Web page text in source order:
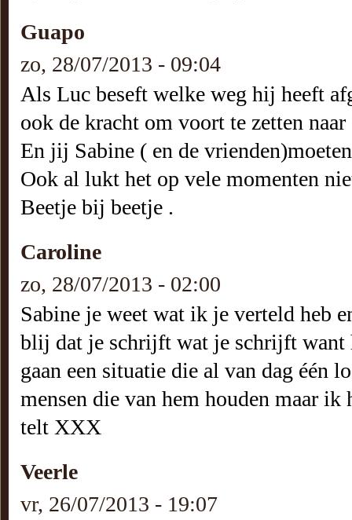
Guapo
zo, 28/07/2013 - 09:04
Als Luc beseft welke weg hij heeft
ook de kracht om voort te zetten naar
En jij Sabine ( en de
Ook al lukt het op vele momenten
Beetje bij beetje .
Caroline
zo, 28/07/2013 - 02:00
Sabine je weet wat ik je verteld heb
blij dat je schrijft wat je schrijft want
gaan een situatie die al van dag één
mensen die van hem houden maar
telt XXX
Veerle
vr, 26/07/2013 - 19:07